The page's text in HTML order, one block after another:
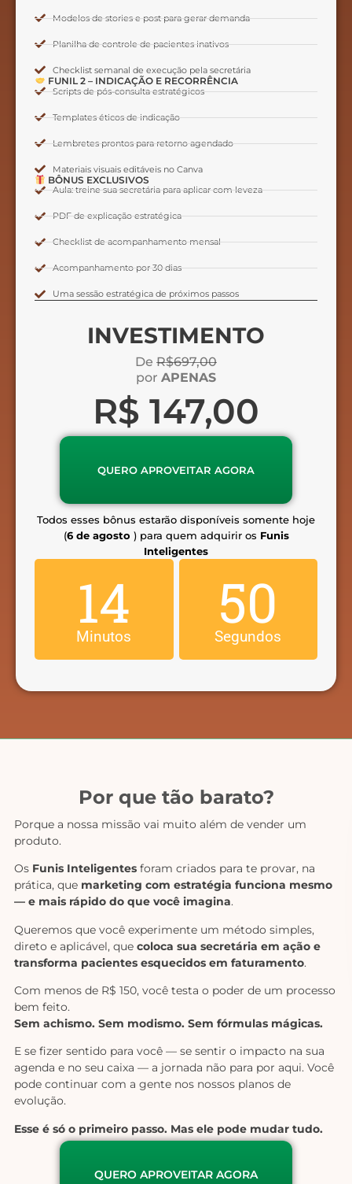
Modelos de stories e post para gerar demanda
Planilha de controle de pacientes inativos
Checklist semanal de execução pela secretária
FUNIL 2 – INDICAÇÃO E RECORRÊNCIA
Scripts de pós-consulta estratégicos
Templates éticos de indicação
Lembretes prontos para retorno agendado
Materiais visuais editáveis no Canva
BÔNUS EXCLUSIVOS
Aula: treine sua secretária para aplicar com leveza
PDF de explicação estratégica
Checklist de acompanhamento mensal
Acompanhamento por 30 dias
Uma sessão estratégica de próximos passos
INVESTIMENTO
De R$697,00
por APENAS
R$ 147,00
QUERO APROVEITAR AGORA
Todos esses bônus estarão disponíveis somente hoje
(6 de agosto ) para quem adquirir os Funis
Inteligentes
14
Minutos 39
Segundos
Por que tão barato?
Porque a nossa missão vai muito além de vender um
produto.
Os Funis Inteligentes foram criados para te provar, na
prática, que marketing com estratégia funciona mesmo
— e mais rápido do que você imagina.
Queremos que você experimente um método simples,
direto e aplicável, que coloca sua secretária em ação e
transforma pacientes esquecidos em faturamento.
Com menos de R$ 150, você testa o poder de um processo
bem feito.
Sem achismo. Sem modismo. Sem fórmulas mágicas.
E se fizer sentido para você — se sentir o impacto na sua
agenda e no seu caixa — a jornada não para por aqui. Você
pode continuar com a gente nos nossos planos de
evolução.
Esse é só o primeiro passo. Mas ele pode mudar tudo.
QUERO APROVEITAR AGORA